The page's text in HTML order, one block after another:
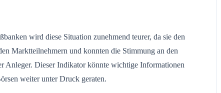
wird diese Situation zunehmend teurer, da sie den
Marktteilnehmern und konnten die Stimmung an den
Anleger. Dieser Indikator könnte wichtige Informationen
weiter unter Druck geraten.